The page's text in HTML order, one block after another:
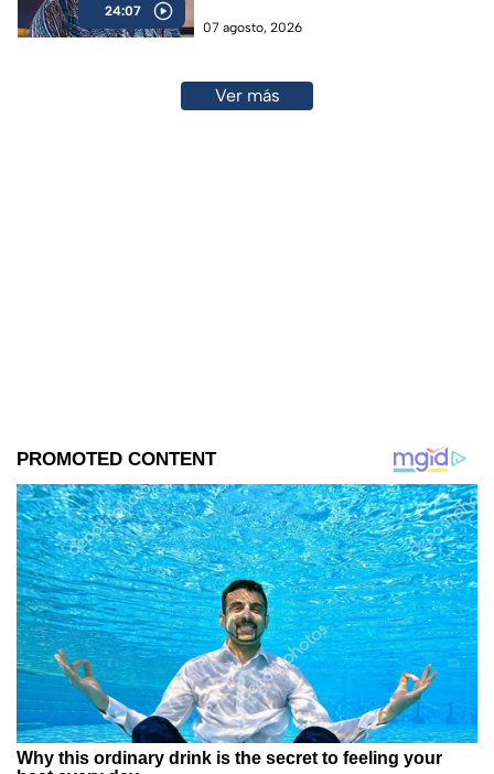
24:07
07 agosto, 2026
Ver más